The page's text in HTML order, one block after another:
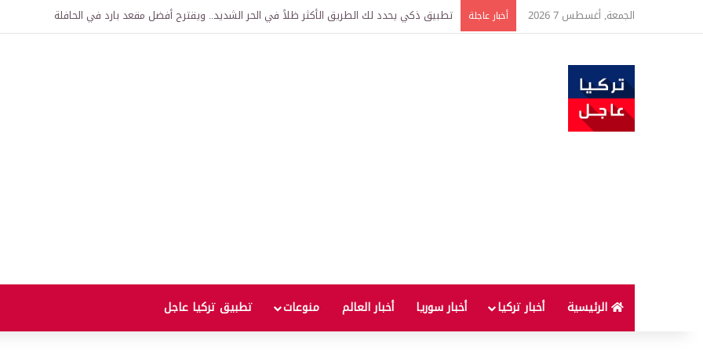
الجمعة, أغسطس 7 2026 أخبار عاجلة تركيا وسوريا توقعان اتفاقية لإنشاء “الجامعة السورية التركية” في دمشق.. منح دراسية واعتراف بالشهادات
الرئيسية أخبار تركيا أخبار سوريا أخبار العالم منوعات تطبيق تركيا عاجل